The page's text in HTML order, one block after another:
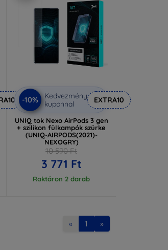
-10%
Kedvezmény
kuponnal
EXTRA10
UNIQ tok Nexo AirPods 3 gen
+ szilikon fülkampók szürke
(UNIQ-AIRPODS(2021)-
NEXOGRY)
10 590 Ft
3 771 Ft
Raktáron 2 darab
« 1 »